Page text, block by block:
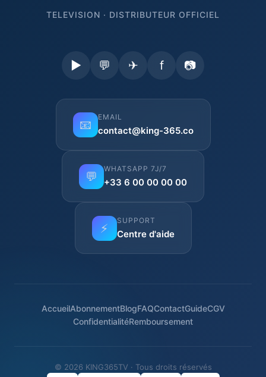
TELEVISION · DISTRIBUTEUR OFFICIEL
▶ 💬 ✈ f 📷
📧
EMAIL
contact@king-365.co
💬
WHATSAPP 7J/7
+33 6 00 00 00 00
⚡
SUPPORT
Centre d'aide
AccueilAbonnementBlogFAQContactGuideCGV
ConfidentialitéRemboursement
© 2026 KING365TV · Tous droits réservés